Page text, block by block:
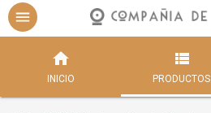
INICIO PRODUCTOS